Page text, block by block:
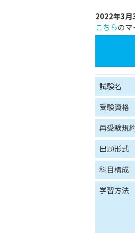
2022年3月
こちらのマ
試験名
受験資格
再受験規
出題形式
科目構成
学習方法